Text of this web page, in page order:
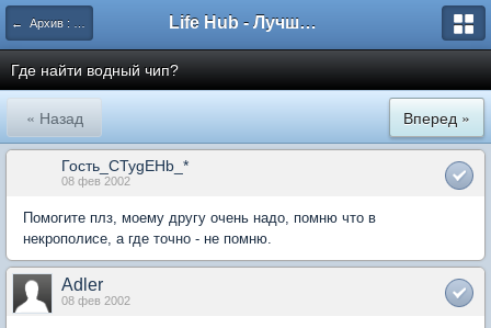
← Архив : Fallout Life Hub - Лучшие компьютерные игры мира
Где найти водный чип?
« Назад Вперед »
Гость_CTygEHb_*
08 фев 2002
Помогите плз, моему другу очень надо, помню что в
некрополисе, а где точно - не помню.
Adler
08 фев 2002